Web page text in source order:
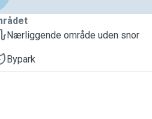
Nærliggende område uden snor
Bypark